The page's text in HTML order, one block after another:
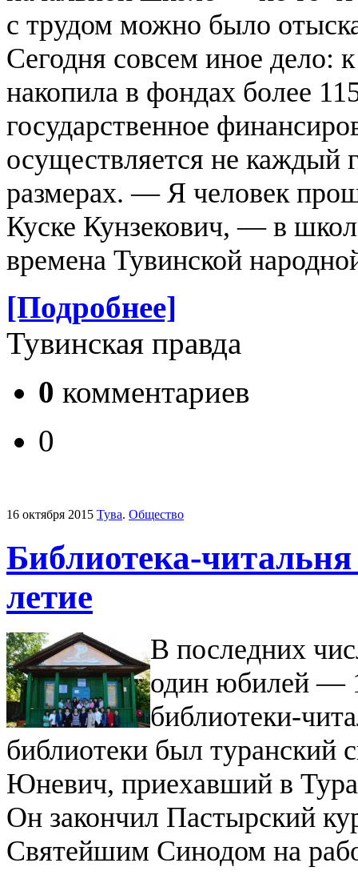
с трудом можно было
Сегодня совсем иное дело:
накопила в фондах более
государственное
осуществляется не каждый
размерах.— Я человек
Куске Кунзекович, — в
времена Тувинской
[Подробнее]
Тувинская правда
0 комментариев
0
16 октября 2015 Тува. Общество
Библиотека-
летие
В последних
один юбилей —
библиотеки-
библиотеки был
Юневич, приехавший в
Он закончил Пастырский
Святейшим Синодом на